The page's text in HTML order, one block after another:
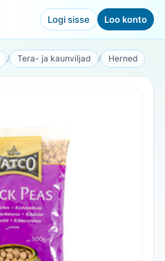
Logi sisse Loo konto
/ Tera- ja kaunviljad / Herned